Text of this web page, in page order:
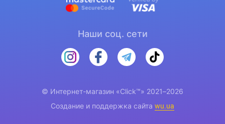
Наши соц. сети
© Интернет-магазин «Click™» 2021–2026
Создание и поддержка сайта wu.ua